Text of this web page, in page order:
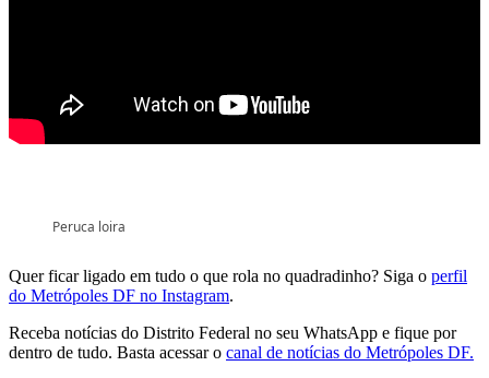
Peruca loira
Quer ficar ligado em tudo o que rola no quadradinho? Siga o perfil
do Metrópoles DF no Instagram.
Receba notícias do Distrito Federal no seu WhatsApp e fique por
dentro de tudo. Basta acessar o canal de notícias do Metrópoles DF.